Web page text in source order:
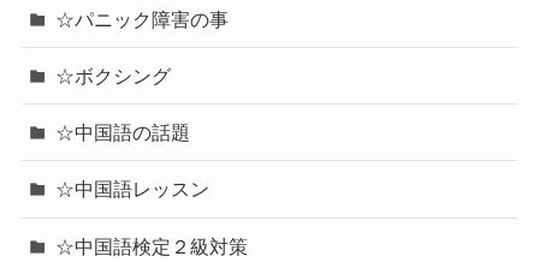
☆パニック障害の事
☆ボクシング
☆中国語の話題
☆中国語レッスン
☆中国語検定２級対策